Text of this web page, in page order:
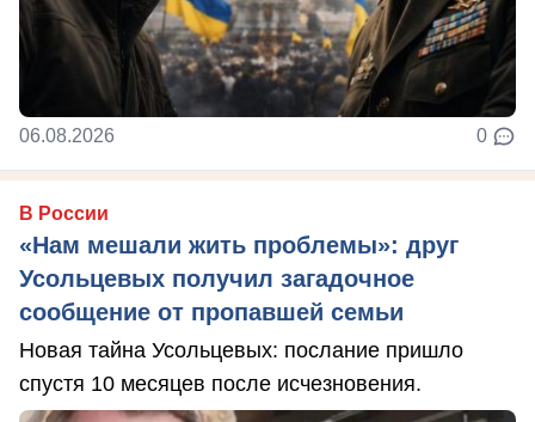
06.08.2026 0
В России
«Нам мешали жить проблемы»: друг
Усольцевых получил загадочное
сообщение от пропавшей семьи
Новая тайна Усольцевых: послание пришло
спустя 10 месяцев после исчезновения.